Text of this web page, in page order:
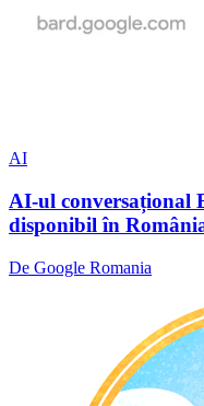
AI
AI-ul conversațional
disponibil în
De Google Romania